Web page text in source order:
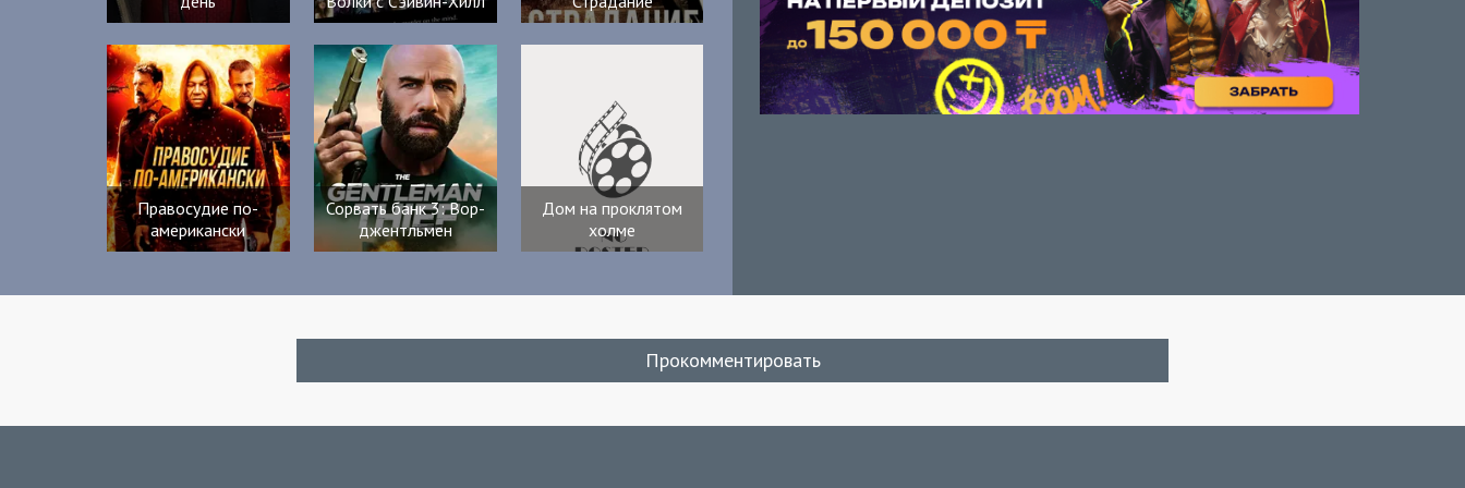
Правосудие по-
американски
Сорвать банк 3: Вор-
джентльмен
Дом на проклятом
холме
Прокомментировать